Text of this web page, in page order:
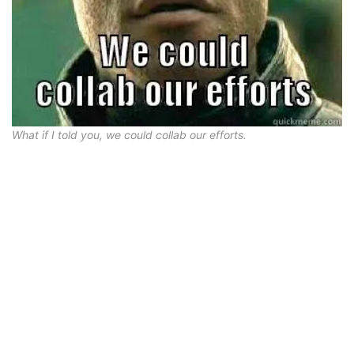
What if I told you, we could collab our efforts.